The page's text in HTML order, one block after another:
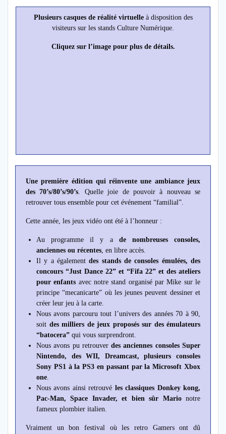
Plusieurs casques de réalité virtuelleà disposition des
visiteurs sur les stands Culture Numérique.
Cliquez sur l’image pour plus de détails.
Une première édition qui réinvente une ambiance jeux
des 70’s/80’s/90’s. Quelle joie de pouvoir à nouveau se
retrouver tous ensemble pour cet événement “familial”.
Cette année, les jeux vidéo ont été à l’honneur :
Au programme il y a de nombreuses consoles,
anciennes ou récentes, en libre accès.
Il y a égalementdes stands de consoles émulées, des
concours “Just Dance 22” et “Fifa 22” et des ateliers
pour enfants avec notre stand organisé par Mike sur le
principe “mecanicarte” où les jeunes peuvent dessiner et
créer leur jeu à la carte.
Nous avons parcouru tout l’univers des années 70 à 90,
soit des milliers de jeux proposés sur des émulateurs
“batocera” qui vous surprendront.
Nous avons pu retrouverdes anciennes consoles Super
Nintendo, des WII, Dreamcast, plusieurs consoles
Sony PS1 à la PS3 en passant par la Microsoft Xbox
one.
Nous avons ainsi retrouvé les classiques Donkey kong,
Pac-Man, Space Invader, et bien sûr Marionotre
fameux plombier italien.
Vraiment un bon festival où les retro Gamers ont dû